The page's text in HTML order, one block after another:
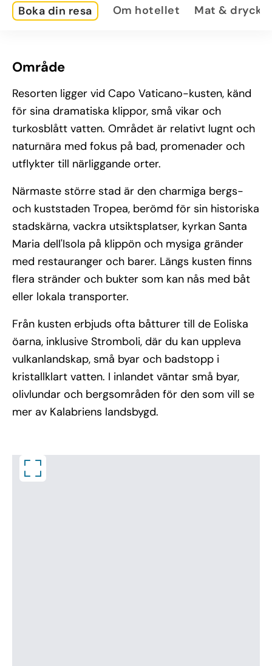
Boka din resa Om hotellet Mat & dryck
Område
Resorten ligger vid Capo Vaticano-kusten, känd
för sina dramatiska klippor, små vikar och
turkosblått vatten. Området är relativt lugnt och
naturnära med fokus på bad, promenader och
utflykter till närliggande orter.
Närmaste större stad är den charmiga bergs-
och kuststaden Tropea, berömd för sin historiska
stadskärna, vackra utsiktsplatser, kyrkan Santa
Maria dell'Isola på klippön och mysiga gränder
med restauranger och barer. Längs kusten finns
flera stränder och bukter som kan nås med båt
eller lokala transporter.
Från kusten erbjuds ofta båtturer till de Eoliska
öarna, inklusive Stromboli, där du kan uppleva
vulkanlandskap, små byar och badstopp i
kristallklart vatten. I inlandet väntar små byar,
olivlundar och bergsområden för den som vill se
mer av Kalabriens landsbygd.